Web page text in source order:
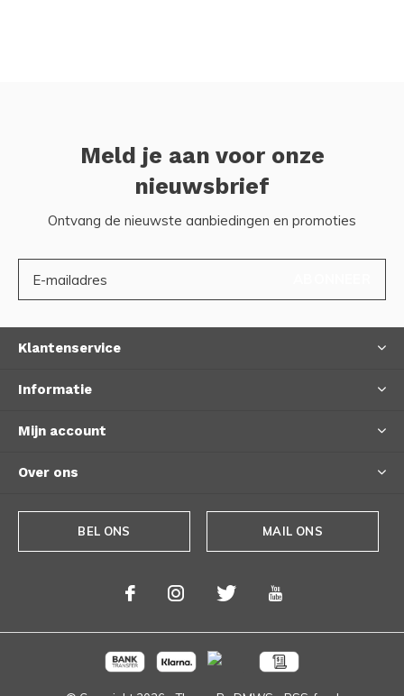
Meld je aan voor onze
nieuwsbrief
Ontvang de nieuwste aanbiedingen en promoties
Klantenservice
Informatie
Mijn account
Over ons
BEL ONS MAIL ONS